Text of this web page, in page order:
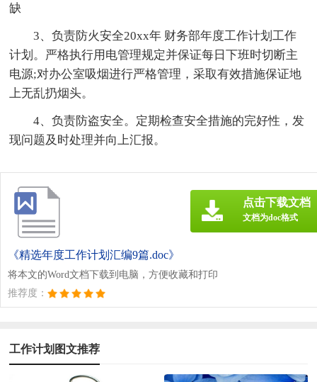
缺
3、负责防火安全20xx年 财务部年度工作计划工作
计划。严格执行用电管理规定并保证每日下班时切断主
电源;对办公室吸烟进行严格管理，采取有效措施保证地
上无乱扔烟头。
4、负责防盗安全。定期检查安全措施的完好性，发
现问题及时处理并向上汇报。
《精选年度工作计划汇编9篇.doc》
将本文的Word文档下载到电脑，方便收藏和打印
推荐度：
点击下载文档
文档为doc格式
工作计划图文推荐